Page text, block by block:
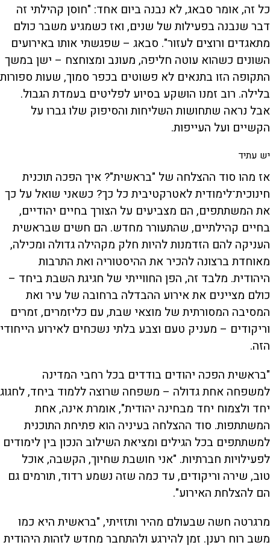
כל זה, אומר סבאג, לא נבנה ביום אחד: "חוסן קהילתי זה
דבר שנבנה בפעילות של שנים, ואז כשמגיע משבר כולם
מתאגדים ורוצים לעזור". סבאג – שפגשתי אותו באירועים
השונים כשהוא עוטה חליפה, מעונב ומצוחצח – ישן במשך
התקופה הזו בתנאים לא פשוטים בכפר סמוך, שעות ספורות
בלילה. רוב זמנו הושקע בסיוע לפליטים בעמדת הגבול.
אבל נראה שתחושות השליחות והסיפוק שלו גברו על
הקשיים ועל העייפות.
יש עתיד
אז מהו סוד ההצלחה של "בראשית"? איך הפכה תוכנית
חינוכית־לימודית לאטרקטיבית כל כך? כשאני שואל על כך
את המשתתפים, הם מצביעים על הצורך בחיים יהודיים,
בחיים קהילתיים, שהתעורר מחדש. הם חשים שבראשית
העניקה להם הזדמנות להיות חלק מקהילה גדולה ומכילה,
מאוחדת ברצונה להכיר את ההיסטוריה ואת התרבות
היהודית. מלבד זה, הפן החווייתי של חגיגת השבת ביחד –
כולם מציינים את אירוע ההבדלה ברחובה של עיר ואת
המסיבה המסורתית של מוצאי שבת, עם כליזמרים, זמרים
וריקודים – מעניק טעם וצבע בלתי נשכחים לאירוע הייחודי
הזה.
"בראשית הפכה יהודים בודדים בכל רחבי המדינה
למשפחה אחת גדולה – משפחה שרוצה ללמוד ביחד, לחגוג
יחד ולצמוח יחד מבחינה יהודית", אומרת אינה, אחת
המשתתפות. סוד ההצלחה בעיניה הוא פתיחת התוכנית
למשתתפים בכל הגילים ומציאת השילוב הנכון בין לימודים
לפעילויות חברתיות. "אני חושבת שחיוך, הקשבה, אוכל
טוב, שירה וריקודים, עד כמה שזה נשמע רדוד, תורמים גם
הם להצלחת האירוע".
מרגרטה חשה שבעולם מהיר ותזזיתי, "בראשית היא כמו
משב רוח רענן. זמן להירגע ולהתחבר מחדש לזהות היהודית